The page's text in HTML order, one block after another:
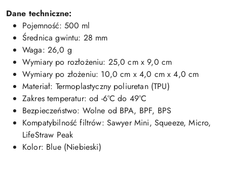
Dane techniczne:
Pojemność: 500 ml
Średnica gwintu: 28 mm
Waga: 26,0 g
Wymiary po rozłożeniu: 25,0 cm x 9,0 cm
Wymiary po złożeniu: 10,0 cm x 4,0 cm x 4,0 cm
Materiał: Termoplastyczny poliuretan (TPU)
Zakres temperatur: od -6°C do 49°C
Bezpieczeństwo: Wolne od BPA, BPF, BPS
Kompatybilność filtrów: Sawyer Mini, Squeeze, Micro,
LifeStraw Peak
Kolor: Blue (Niebieski)